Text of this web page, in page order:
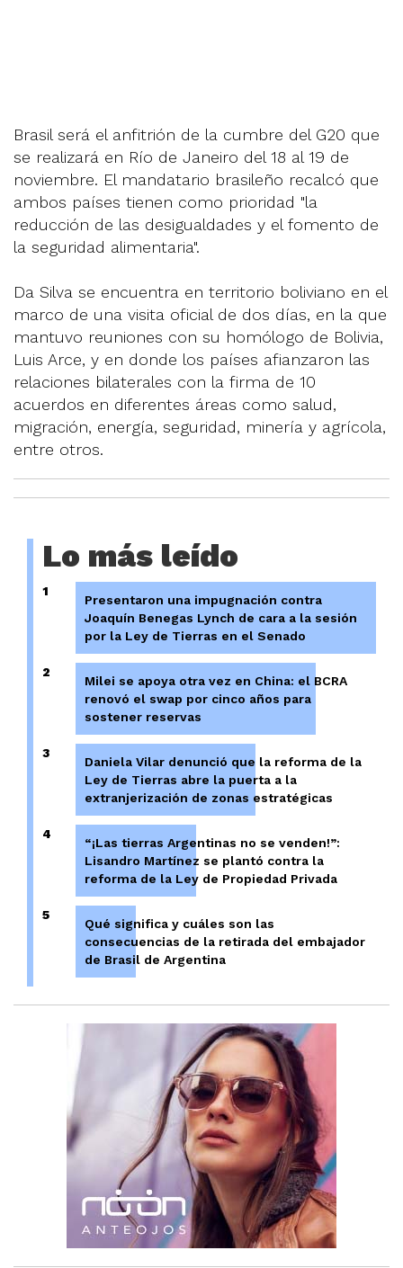
Brasil será el anfitrión de la cumbre del G20 que
se realizará en Río de Janeiro del 18 al 19 de
noviembre. El mandatario brasileño recalcó que
ambos países tienen como prioridad "la
reducción de las desigualdades y el fomento de
la seguridad alimentaria".
Da Silva se encuentra en territorio boliviano en el
marco de una visita oficial de dos días, en la que
mantuvo reuniones con su homólogo de Bolivia,
Luis Arce, y en donde los países afianzaron las
relaciones bilaterales con la firma de 10
acuerdos en diferentes áreas como salud,
migración, energía, seguridad, minería y agrícola,
entre otros.
Lo más leído
1
Presentaron una impugnación contra
Joaquín Benegas Lynch de cara a la sesión
por la Ley de Tierras en el Senado
2
Milei se apoya otra vez en China: el BCRA
renovó el swap por cinco años para
sostener reservas
3
Daniela Vilar denunció que la reforma de la
Ley de Tierras abre la puerta a la
extranjerización de zonas estratégicas
4
“¡Las tierras Argentinas no se venden!”:
Lisandro Martínez se plantó contra la
reforma de la Ley de Propiedad Privada
5
Qué significa y cuáles son las
consecuencias de la retirada del embajador
de Brasil de Argentina